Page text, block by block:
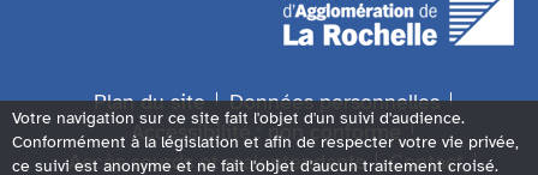
Plan du site
Données personnelles
Accessibilité : non conforme
Accès sourds et malentendants
Contact
Votre navigation sur ce site fait l'objet d'un suivi d'audience.
Conformément à la législation et afin de respecter votre vie privée,
ce suivi est anonyme et ne fait l'objet d'aucun traitement croisé.